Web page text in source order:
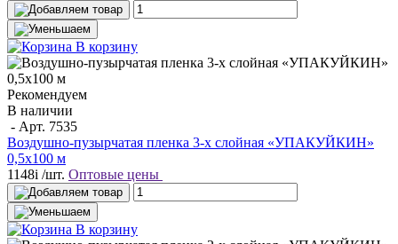
В корзину
Рекомендуем
В наличии
- Арт. 7535
Воздушно-пузырчатая пленка 3-х слойная «УПАКУЙКИН»
0,5х100 м
1148i /шт. Оптовые цены
В корзину